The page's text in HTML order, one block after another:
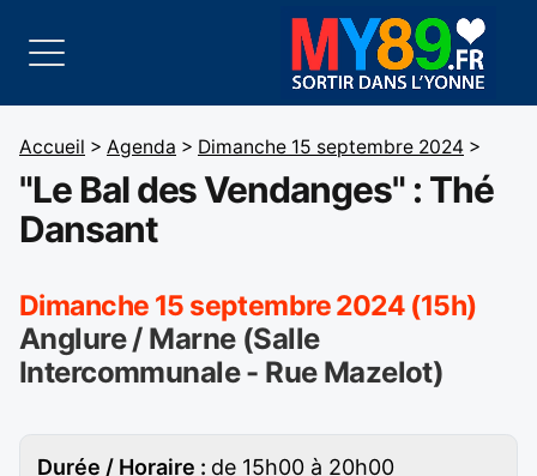
Accueil > Agenda > Dimanche 15 septembre 2024 >
"Le Bal des Vendanges" : Thé
Dansant
Dimanche 15 septembre 2024 (15h)
Anglure / Marne (Salle
Intercommunale - Rue Mazelot)
Durée / Horaire : de 15h00 à 20h00